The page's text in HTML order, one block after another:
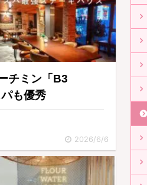
チミン「B3
も優秀
2026/6/6